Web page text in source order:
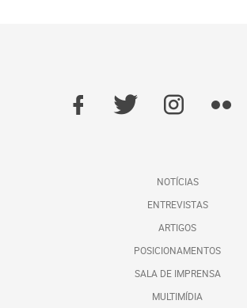
NOTÍCIAS
ENTREVISTAS
ARTIGOS
POSICIONAMENTOS
SALA DE IMPRENSA
MULTIMÍDIA